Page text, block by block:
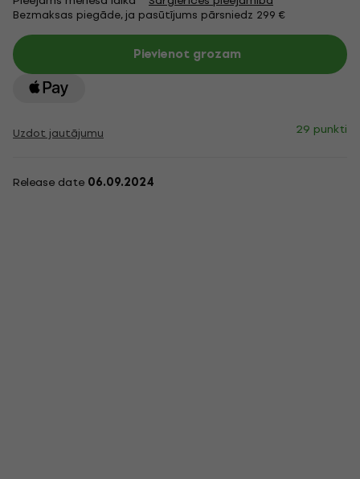
Bezmaksas piegāde, ja pasūtījums pārsniedz 299 €
Pievienot grozam
Uzdot jautājumu 29 punkti
Release date 06.09.2024